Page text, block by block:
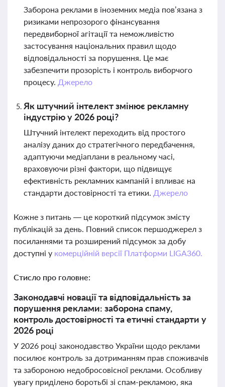
Заборона реклами в іноземних медіа пов’язана з
ризиками непрозорого фінансування
передвиборної агітації та неможливістю
застосування національних правил щодо
відповідальності за порушення. Це має
забезпечити прозорість і контроль виборчого
процесу. Джерело
Як штучний інтелект змінює рекламну
індустрію у 2026 році?
Штучний інтелект переходить від простого
аналізу даних до стратегічного передбачення,
адаптуючи медіаплани в реальному часі,
враховуючи різні фактори, що підвищує
ефективність рекламних кампаній і впливає на
стандарти достовірності та етики. Джерело
Кожне з питань — це короткий підсумок змісту
публікацій за день. Повний список першоджерел з
посиланнями та розширений підсумок за добу
доступні у комерційній версії Платформи LIGA360.
Стисло про головне:
Законодавчі новації та відповідальність за
порушення реклами: заборона спаму,
контроль достовірності та етичні стандарти у
2026 році
У 2026 році законодавство України щодо реклами
посилює контроль за дотриманням прав споживачів
та забороною недобросовісної реклами. Особливу
увагу приділено боротьбі зі спам-рекламою, яка